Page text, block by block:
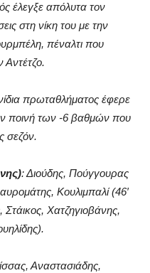
έλεγξε απόλυτα τον
στη νίκη του με την
πέναλτι που
Αντέτζο.
πρωταθλήματος έφερε
ποινή των -6 βαθμών που
σεζόν.
: Διούδης, Πούγγουρας
Κουλιμπαλί (46′
Χατζηγιοβάνης,
Αναστασιάδης,